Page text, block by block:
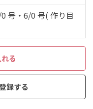
号・6/0 号( 作り目
る
録する